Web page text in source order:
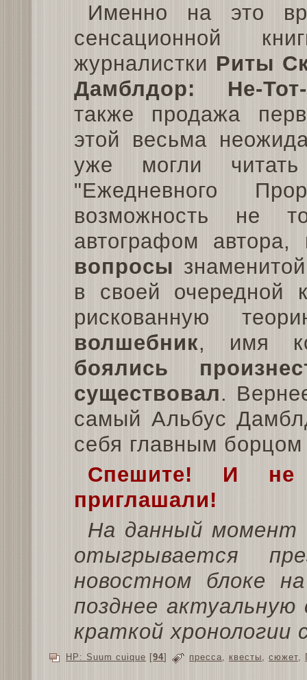
Именно на это
сенсационной
журналистки Риты
Дамблдор: Не-Тот-
также продажа
этой весьма
уже могли
"Ежедневного
возможность не
автографом
вопросы
в своей очередной
рискованную
волшебник, имя
боялись
существовал.
самый Альбус
себя главным
Спешите! И не
приглашали!
На данный момент
отыгрывается
новостном блоке
позднее
краткой хронологии
HP: Suum cuique [94] пресса, квесты, сюжет,